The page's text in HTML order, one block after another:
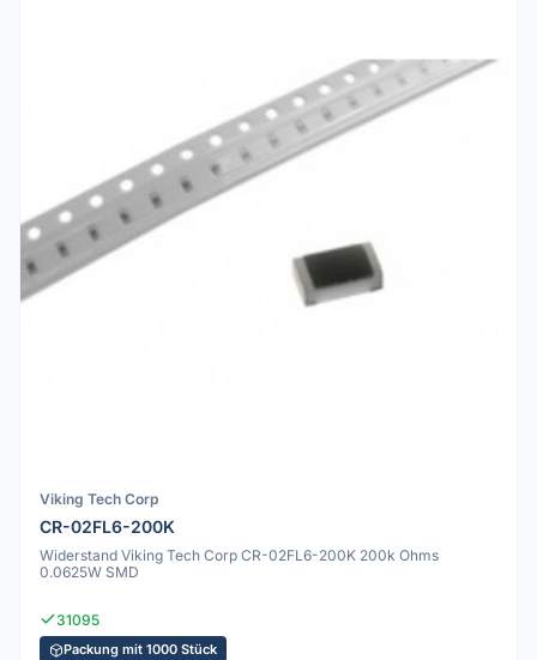
Viking Tech Corp
CR-02FL6-200K
Widerstand Viking Tech Corp CR-02FL6-200K 200k Ohms
0.0625W SMD
31095
Packung mit 1000 Stück